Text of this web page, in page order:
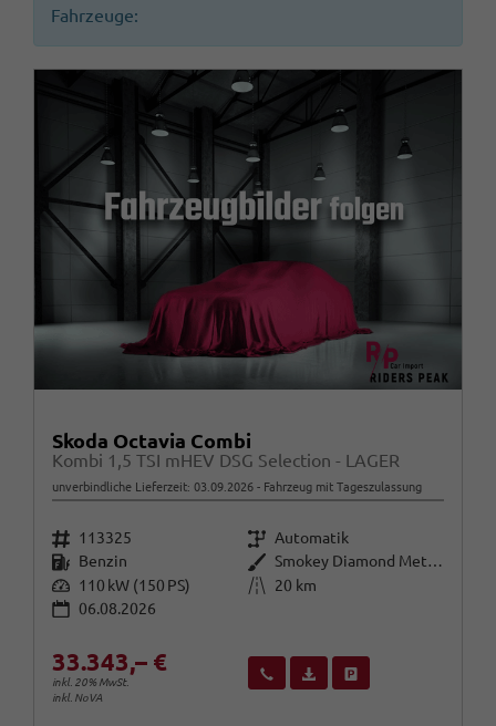
Fahrzeuge:
Skoda Octavia Combi
Kombi 1,5 TSI mHEV DSG Selection - LAGER
unverbindliche Lieferzeit: 03.09.2026 Fahrzeug mit Tageszulassung
Fahrzeugnr. 113325 Getriebe Automatik
Kraftstoff Benzin Außenfarbe
Smokey Diamond Metallic ()
Leistung 110 kW (150 PS) Kilometerstand
20 km
06.08.2026
33.343,– €
inkl. 20% MwSt.
inkl. NoVA
Wir rufen Sie anFahrzeugexposé (PDF)